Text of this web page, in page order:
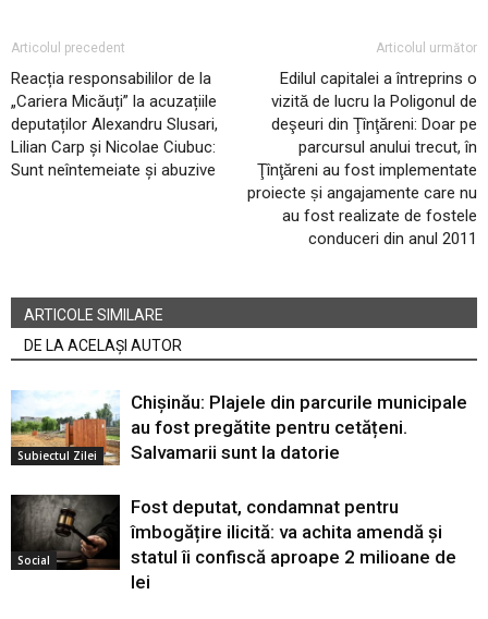
Articolul precedent
Reacția responsabililor de la
„Cariera Micăuți” la acuzațiile
deputaților Alexandru Slusari,
Lilian Carp și Nicolae Ciubuc:
Sunt neîntemeiate și abuzive
Articolul următor
Edilul capitalei a întreprins o
vizită de lucru la Poligonul de
deşeuri din Ţînţăreni: Doar pe
parcursul anului trecut, în
Ţînţăreni au fost implementate
proiecte și angajamente care nu
au fost realizate de fostele
conduceri din anul 2011
ARTICOLE SIMILARE
DE LA ACELAȘI AUTOR
Subiectul Zilei
Chișinău: Plajele din parcurile municipale
au fost pregătite pentru cetățeni.
Salvamarii sunt la datorie
Social
Fost deputat, condamnat pentru
îmbogățire ilicită: va achita amendă și
statul îi confiscă aproape 2 milioane de
lei